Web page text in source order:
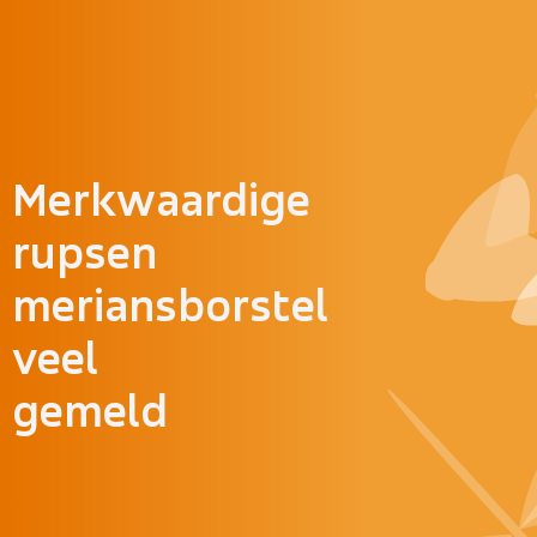
Merkwaardige
rupsen
meriansborstel
veel
gemeld